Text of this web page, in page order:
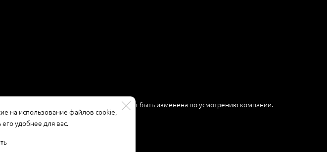
на использование файлов cookie,
удобнее для вас.
информационный характер и может быть изменена по усмотрению компании.
Digital Studio